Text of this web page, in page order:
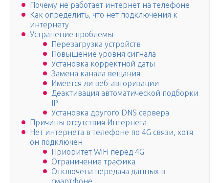
Почему не работает интернет на телефоне
Как определить, что нет подключения к
интернету
Устранение проблемы
Перезагрузка устройств
Повышение уровня сигнала
Установка корректной даты
Замена канала вещания
Имеется ли веб-авторизации
Деактивация автоматической подборки
IP
Установка другого DNS сервера
Причины отсутствия Интернета
Нет интернета в телефоне по 4G связи, хотя
он подключен
Приоритет WiFi перед 4G
Ограничение трафика
Отключена передача данных в
смартфоне